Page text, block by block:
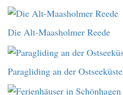
Die Alt-Maasholmer Reede
Paragliding an der Ostseeküste